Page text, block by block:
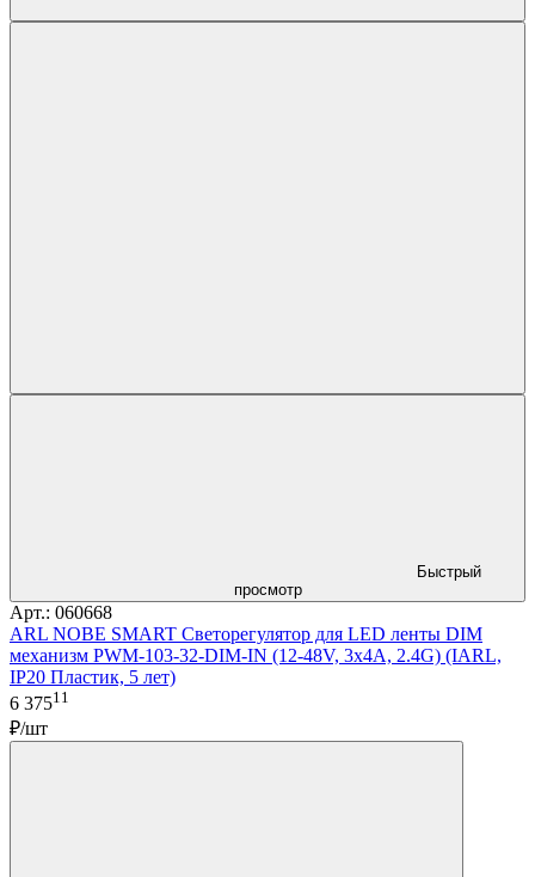
Быстрый
просмотр
Арт.: 060668
ARL NOBE SMART Светорегулятор для LED ленты DIM
механизм PWM-103-32-DIM-IN (12-48V, 3х4A, 2.4G) (IARL,
IP20 Пластик, 5 лет)
6 37511
₽/шт